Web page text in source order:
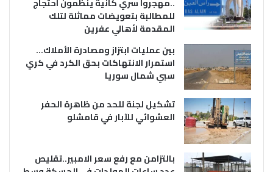
للمطالبة بتعويضات مماثلة لتلك
المقدمة لأهالي عفرين
بين عمليات ابتزاز ومصادرة الأملاك…
استمرار الانتهاكات بحق الكرد في كري
سبي شمال سوريا
تشكيل لجنة للحد من ظاهرة الحفر
العشوائي للآبار في قامشلو
بالتزامن مع رفع سعر الامبير..تقليص